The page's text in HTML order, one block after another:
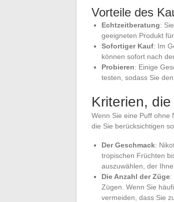
Vorteile des
Echtzeitberatung:
geeigneten Produkt
Sofortiger Kauf: Im
können sofort nach
Probieren: Einige
testen, sodass Sie
Kriterien,
Wenn Sie eine Puff ohne
die Sie berücksichtigen
Der Geschmack:
tropischen Früchten
auszuwählen, der
Die Anzahl der Züge:
Zügen. Wenn Sie
vermeiden, dass Sie